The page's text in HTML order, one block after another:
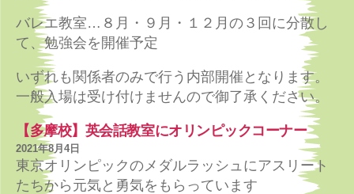
バレエ教室…８月・９月・１２月の３回に分散し
て、勉強会を開催予定
いずれも関係者のみで行う内部開催となります。
一般入場は受け付けませんので御了承ください。
【多摩校】英会話教室にオリンピックコーナー
2021年8月4日
東京オリンピックのメダルラッシュにアスリート
たちから元気と勇気をもらっています